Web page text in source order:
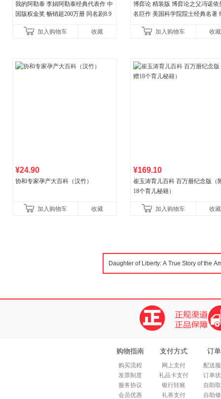
我的阿勒泰 李娟阿勒泰经典代表作 中
国版权金奖 畅销超200万册 同名剧8.9
加入购物车
收藏
博弈论 精装版 博弈论之父冯诺依
名巨作 美国科学院院士经典名著
加入购物车
收藏
¥24.90
协和专家孕产大百科（汉竹）
加入购物车 收藏
¥169.10
崔玉涛育儿百科 百万册纪念版（
18个育儿秘籍）
加入购物车 收藏
购物指南
购买流程
发票制度
服务协议
会员优惠
支付方式
网上支付
礼品卡支付
银行转账
礼券支付
订
配送
订单
自助
自助